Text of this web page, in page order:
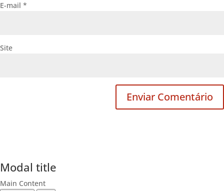
E-mail *
Site
Modal title
Main Content